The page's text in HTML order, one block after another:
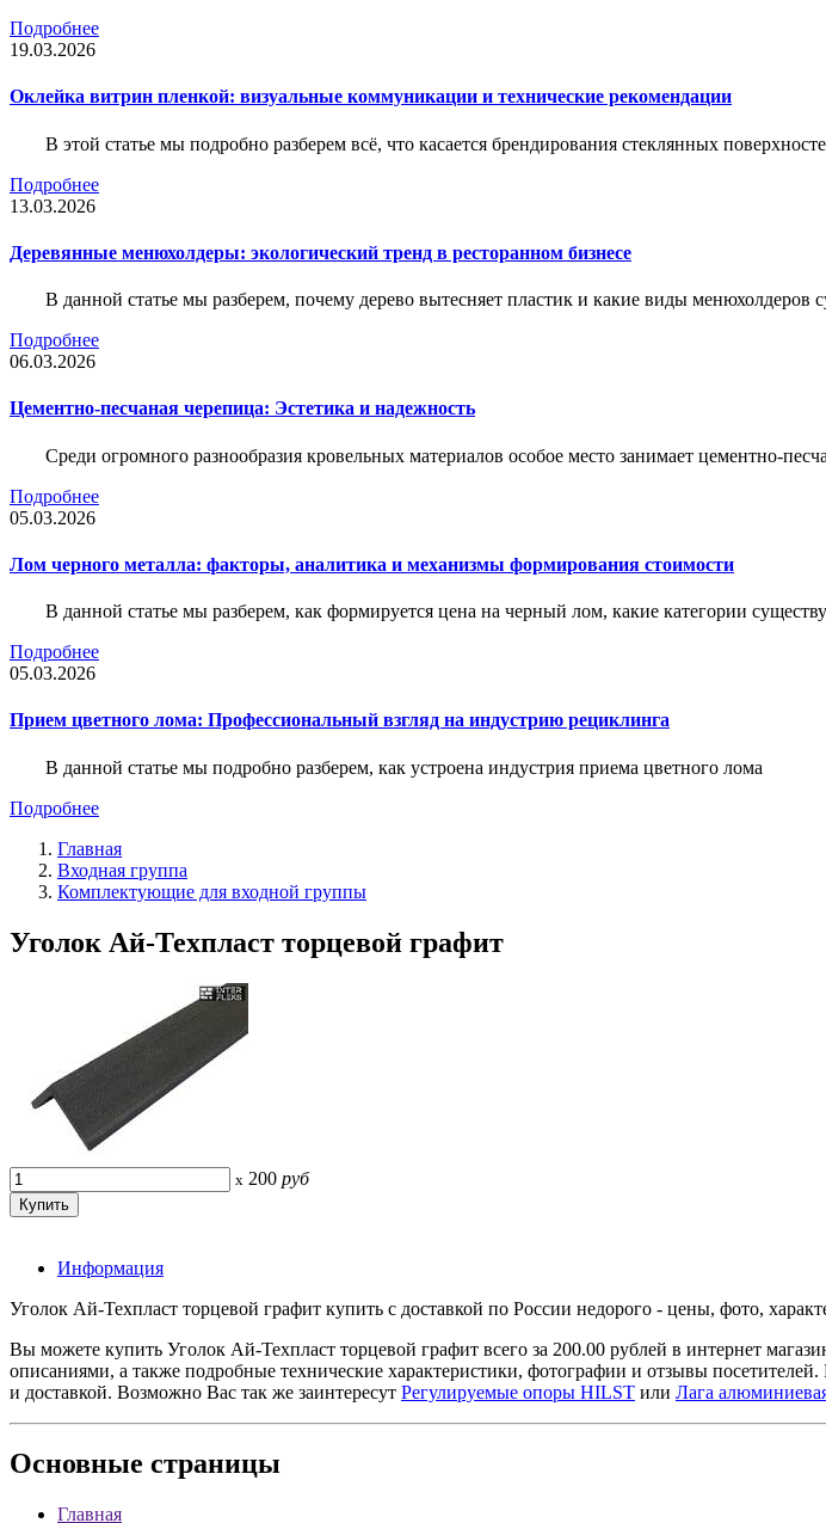
Подробнее
19.03.2026
Оклейка витрин пленкой: визуальные коммуникации и технические рекомендации
В этой статье мы подробно разберем всё, что касается брендирования стеклянных
Подробнее
13.03.2026
Деревянные менюхолдеры: экологический тренд в ресторанном бизнесе
В данной статье мы разберем, почему дерево вытесняет пластик и какие виды менюхолдеров
Подробнее
06.03.2026
Цементно-песчаная черепица: Эстетика и надежность
Среди огромного разнообразия кровельных материалов особое место занимает цементно-
Подробнее
05.03.2026
Лом черного металла: факторы, аналитика и механизмы формирования стоимости
В данной статье мы разберем, как формируется цена на черный лом, какие категории
Подробнее
05.03.2026
Прием цветного лома: Профессиональный взгляд на индустрию рециклинга
В данной статье мы подробно разберем, как устроена индустрия приема цветного лома
Подробнее
Главная
Входная группа
Комплектующие для входной группы
Уголок Ай-Техпласт торцевой графит
x 200 руб
Информация
Уголок Ай-Техпласт торцевой графит купить с доставкой по России недорого - цены, фото,
Вы можете купить Уголок Ай-Техпласт торцевой графит всего за 200.00 рублей в интернет
описаниями, а также подробные технические характеристики, фотографии и отзывы
и доставкой. Возможно Вас так же заинтересут Регулируемые опоры HILST или Лага
Основные страницы
Главная